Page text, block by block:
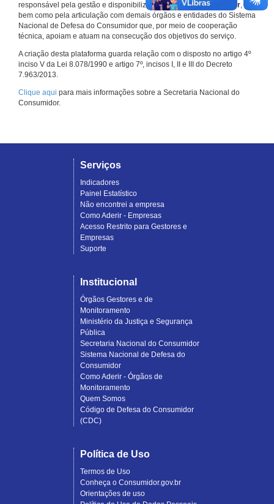
responsável pela gestão e disponibilização doConsumidor.gov.br,
bem como pela articulação com demais órgãos e entidades do Sistema
Nacional de Defesa do Consumidor que, por meio de cooperação
técnica, apoiam e atuam na consecução dos objetivos do serviço.
A criação desta plataforma guarda relação com o disposto no artigo 4º
inciso V da Lei 8.078/1990 e artigo 7º, incisos I, II e III do Decreto
7.963/2013.
Clique aqui para mais informações sobre a Secretaria Nacional do
Consumidor.
Serviços
Indicadores
Painel Estatístico
Não encontrei a empresa
Como Aderir - Empresas
Acesso Restrito para Gestores e
Empresas
Suporte
Institucional
Órgãos Gestores e de
Monitoramento
Ministério da Justiça e Segurança
Pública
Secretaria Nacional do Consumidor
Sistema Nacional de Defesa do
Consumidor
Como Aderir - Órgãos de
Monitoramento
Quem Somos
Código de Defesa do Consumidor
(CDC)
Política de Uso
Termos de Uso
Conheça o Consumidor.gov.br
Orientações de uso